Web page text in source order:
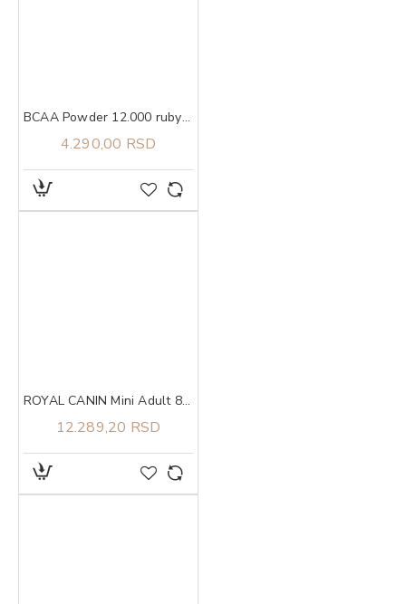
BCAA Powder 12.000 ruby red candy, 457g ULTIMATE NUTRITION
4.290,00 RSD
ROYAL CANIN Mini Adult 8+ 8kg
12.289,20 RSD